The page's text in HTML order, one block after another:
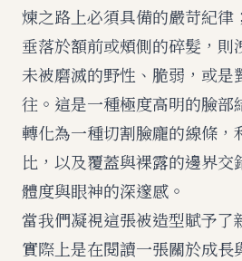
煉之路上必須具備的嚴苛紀律
垂落於額前或頰側的碎髮，則
未被磨滅的野性、脆弱，或是
往。這是一種極度高明的臉部
轉化為一種切割臉龐的線條，
比，以及覆蓋與裸露的邊界交
體度與眼神的深邃感。
當我們凝視這張被造型賦予了
實際上是在閱讀一張關於成長